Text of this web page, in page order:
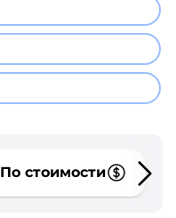
По стоимости